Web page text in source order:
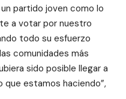
partido joven como lo
a votar por nuestro
todo su esfuerzo
comunidades más
sido posible llegar a
que estamos haciendo”,